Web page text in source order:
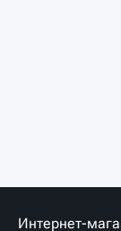
Интернет-